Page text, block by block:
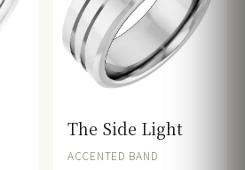
The Side Light
ACCENTED BAND